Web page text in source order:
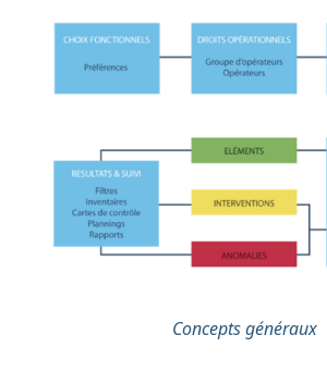
Concepts généraux